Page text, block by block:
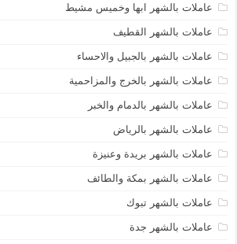
عاملات بالشهر ابها وخميس مشيط
عاملات بالشهر القطيف
عاملات بالشهر بالجبيل والاحساء
عاملات بالشهر بالخرج والمزاحمية
عاملات بالشهر بالدمام والخبر
عاملات بالشهر بالرياض
عاملات بالشهر بريدة وعنيزة
عاملات بالشهر بمكة والطائف
عاملات بالشهر تبوك
عاملات بالشهر جدة